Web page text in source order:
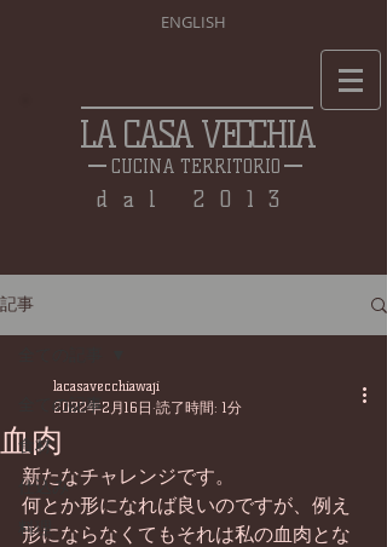
ENGLISH
LA CASA VECCHIA
CUCINA TERRITORIO
dal 2013
記事
全ての記事
食材
仕込み
料理
血肉
lacasavecchiawaji
2022年2月16日 読了時間: 1分
新たなチャレンジです。
何とか形になれば良いのですが、例え
形にならなくてもそれは私の血肉とな